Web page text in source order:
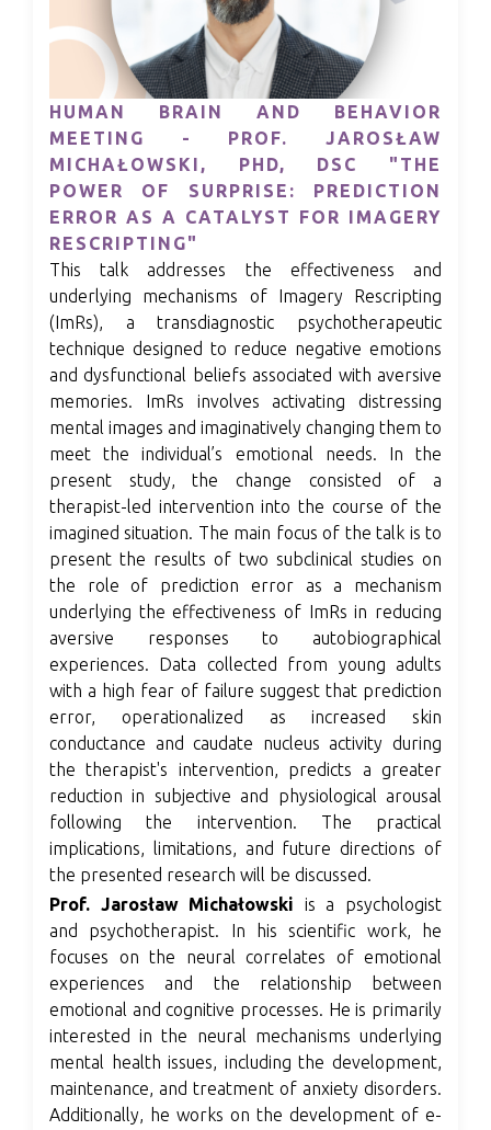
HUMAN BRAIN AND BEHAVIOR
MEETING - PROF. JAROSŁAW
MICHAŁOWSKI, PHD, DSC "THE
POWER OF SURPRISE: PREDICTION
ERROR AS A CATALYST FOR IMAGERY
RESCRIPTING"
This talk addresses the effectiveness and
underlying mechanisms of Imagery Rescripting
(ImRs), a transdiagnostic psychotherapeutic
technique designed to reduce negative emotions
and dysfunctional beliefs associated with aversive
memories. ImRs involves activating distressing
mental images and imaginatively changing them to
meet the individual’s emotional needs. In the
present study, the change consisted of a
therapist-led intervention into the course of the
imagined situation. The main focus of the talk is to
present the results of two subclinical studies on
the role of prediction error as a mechanism
underlying the effectiveness of ImRs in reducing
aversive responses to autobiographical
experiences. Data collected from young adults
with a high fear of failure suggest that prediction
error, operationalized as increased skin
conductance and caudate nucleus activity during
the therapist's intervention, predicts a greater
reduction in subjective and physiological arousal
following the intervention. The practical
implications, limitations, and future directions of
the presented research will be discussed.
Prof. Jarosław Michałowski is a psychologist
and psychotherapist. In his scientific work, he
focuses on the neural correlates of emotional
experiences and the relationship between
emotional and cognitive processes. He is primarily
interested in the neural mechanisms underlying
mental health issues, including the development,
maintenance, and treatment of anxiety disorders.
Additionally, he works on the development of e-